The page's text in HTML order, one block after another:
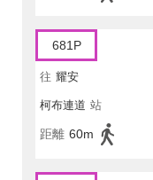
681P
往 耀安
柯布連道 站
距離 60m